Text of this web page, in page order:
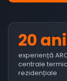
20 ani
experiență
centrale
rezidențiale